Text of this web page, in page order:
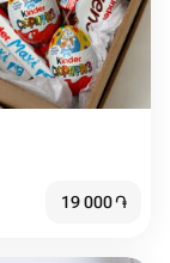
19 000֏